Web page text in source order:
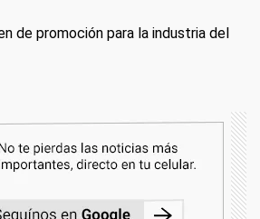
de promoción para la industria del